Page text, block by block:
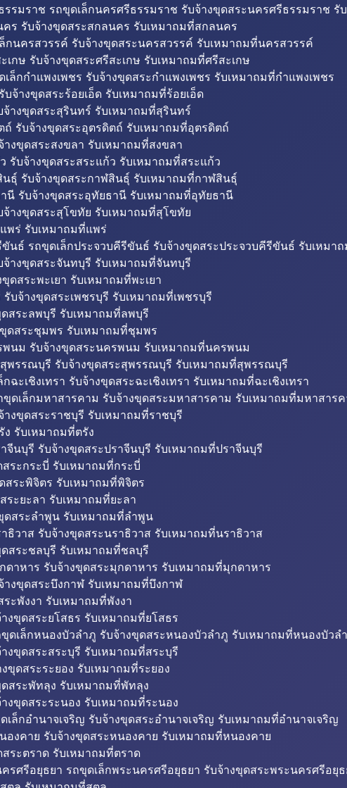
รมราช รถขุดเล็กนครศรีธรรมราช รับจ้างขุดสระนครศรีธรรมราช รั
ร รับจ้างขุดสระสกลนคร รับเหมาถมที่สกลนคร
นครสวรรค์ รับจ้างขุดสระนครสวรรค์ รับเหมาถมที่นครสวรรค์
กษ รับจ้างขุดสระศรีสะเกษ รับเหมาถมที่ศรีสะเกษ
ล็กกำแพงเพชร รับจ้างขุดสระกำแพงเพชร รับเหมาถมที่กำแพงเพชร
จ้างขุดสระร้อยเอ็ด รับเหมาถมที่ร้อยเอ็ด
างขุดสระสุรินทร์ รับเหมาถมที่สุรินทร์
รับจ้างขุดสระอุตรดิตถ์ รับเหมาถมที่อุตรดิตถ์
งขุดสระสงขลา รับเหมาถมที่สงขลา
รับจ้างขุดสระสระแก้ว รับเหมาถมที่สระแก้ว
ธุ์ รับจ้างขุดสระกาฬสินธุ์ รับเหมาถมที่กาฬสินธุ์
นี รับจ้างขุดสระอุทัยธานี รับเหมาถมที่อุทัยธานี
างขุดสระสุโขทัย รับเหมาถมที่สุโขทัย
พร่ รับเหมาถมที่แพร่
ธ์ รถขุดเล็กประจวบคีรีขันธ์ รับจ้างขุดสระประจวบคีรีขันธ์ รับเหมา
างขุดสระจันทบุรี รับเหมาถมที่จันทบุรี
ดสระพะเยา รับเหมาถมที่พะเยา
บจ้างขุดสระเพชรบุรี รับเหมาถมที่เพชรบุรี
สระลพบุรี รับเหมาถมที่ลพบุรี
ดสระชุมพร รับเหมาถมที่ชุมพร
นม รับจ้างขุดสระนครพนม รับเหมาถมที่นครพนม
พรรณบุรี รับจ้างขุดสระสุพรรณบุรี รับเหมาถมที่สุพรรณบุรี
ฉะเชิงเทรา รับจ้างขุดสระฉะเชิงเทรา รับเหมาถมที่ฉะเชิงเทรา
เล็กมหาสารคาม รับจ้างขุดสระมหาสารคาม รับเหมาถมที่มหาสาร
งขุดสระราชบุรี รับเหมาถมที่ราชบุรี
ง รับเหมาถมที่ตรัง
จีนบุรี รับจ้างขุดสระปราจีนบุรี รับเหมาถมที่ปราจีนบุรี
ระกระบี่ รับเหมาถมที่กระบี่
สระพิจิตร รับเหมาถมที่พิจิตร
ระยะลา รับเหมาถมที่ยะลา
ดสระลำพูน รับเหมาถมที่ลำพูน
ธิวาส รับจ้างขุดสระนราธิวาส รับเหมาถมที่นราธิวาส
สระชลบุรี รับเหมาถมที่ชลบุรี
าหาร รับจ้างขุดสระมุกดาหาร รับเหมาถมที่มุกดาหาร
งขุดสระบึงกาฬ รับเหมาถมที่บึงกาฬ
ะพังงา รับเหมาถมที่พังงา
งขุดสระยโสธร รับเหมาถมที่ยโสธร
เล็กหนองบัวลำภู รับจ้างขุดสระหนองบัวลำภู รับเหมาถมที่หนองบัวล
งขุดสระสระบุรี รับเหมาถมที่สระบุรี
ขุดสระระยอง รับเหมาถมที่ระยอง
สระพัทลุง รับเหมาถมที่พัทลุง
งขุดสระระนอง รับเหมาถมที่ระนอง
ล็กอำนาจเจริญ รับจ้างขุดสระอำนาจเจริญ รับเหมาถมที่อำนาจเจริญ
งคาย รับจ้างขุดสระหนองคาย รับเหมาถมที่หนองคาย
ระตราด รับเหมาถมที่ตราด
ศรีอยุธยา รถขุดเล็กพระนครศรีอยุธยา รับจ้างขุดสระพระนครศรีอยุ